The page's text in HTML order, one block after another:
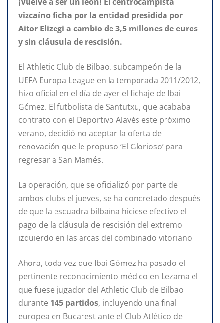
vizcaíno ficha por la entidad presidida por
Aitor Elizegi a cambio de 3,5 millones de euros
y sin cláusula de rescisión.
El Athletic Club de Bilbao, subcampeón de la
UEFA Europa League en la temporada 2011/2012,
hizo oficial en el día de ayer el fichaje de Ibai
Gómez. El futbolista de Santutxu, que acababa
contrato con el Deportivo Alavés este próximo
verano, decidió no aceptar la oferta de
renovación que le propuso ‘El Glorioso’ para
regresar a San Mamés.
La operación, que se oficializó por parte de
ambos clubs el jueves, se ha concretado después
de que la escuadra bilbaína hiciese efectivo el
pago de la cláusula de rescisión del extremo
izquierdo en las arcas del combinado vitoriano.
Ahora, toda vez que Ibai Gómez ha pasado el
pertinente reconocimiento médico en Lezama el
que fuese jugador del Athletic Club de Bilbao
durante 145 partidos, incluyendo una final
europea en Bucarest ante el Club Atlético de